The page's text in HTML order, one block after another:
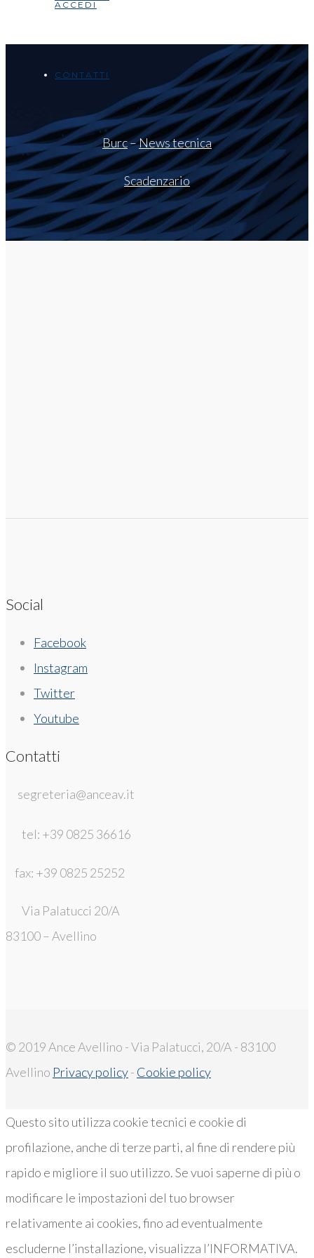
ACCEDI
CONTATTI
Burc–News tecnica
Scadenzario
Social
Facebook
Instagram
Twitter
Youtube
Contatti
segreteria@anceav.it
tel: +39 0825 36616
fax: +39 0825 25252
Via Palatucci 20/A
83100 – Avellino
© 2019 Ance Avellino - Via Palatucci, 20/A - 83100
Avellino Privacy policy- Cookie policy
Questo sito utilizza cookie tecnici e cookie di
profilazione, anche di terze parti, al fine di rendere più
rapido e migliore il suo utilizzo. Se vuoi saperne di più o
modificare le impostazioni del tuo browser
relativamente ai cookies, fino ad eventualmente
escluderne l’installazione, visualizza l’INFORMATIVA.